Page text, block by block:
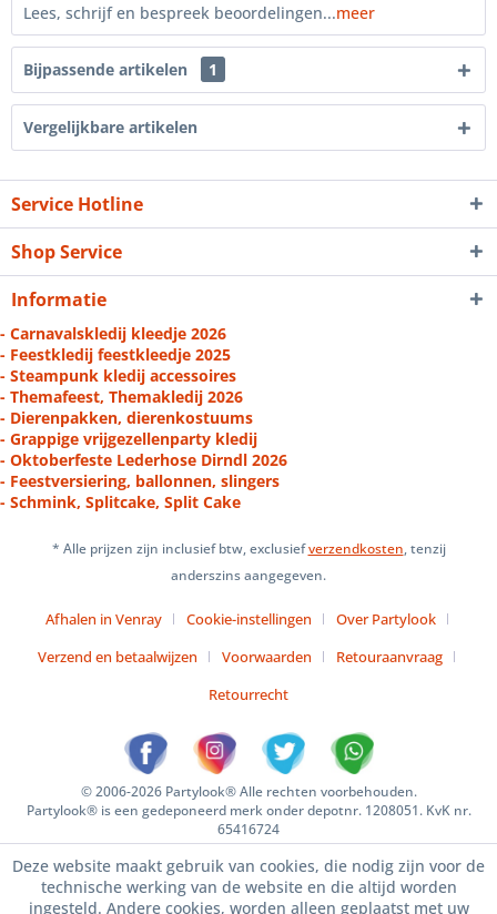
Lees, schrijf en bespreek beoordelingen...meer
Bijpassende artikelen 1
Vergelijkbare artikelen
Service Hotline
Shop Service
Informatie
- Carnavalskledij kleedje 2026
- Feestkledij feestkleedje 2025
- Steampunk kledij accessoires
- Themafeest, Themakledij 2026
- Dierenpakken, dierenkostuums
- Grappige vrijgezellenparty kledij
- Oktoberfeste Lederhose Dirndl 2026
- Feestversiering, ballonnen, slingers
- Schmink, Splitcake, Split Cake
* Alle prijzen zijn inclusief btw, exclusiefverzendkosten, tenzij
anderszins aangegeven.
Afhalen in Venray Cookie-instellingen
Over Partylook
Verzend en betaalwijzen
Voorwaarden
Retouraanvraag
Retourrecht
© 2006-2026 Partylook® Alle rechten voorbehouden.
Partylook® is een gedeponeerd merk onder depotnr. 1208051. KvK nr.
65416724
Deze website maakt gebruik van cookies, die nodig zijn voor de
technische werking van de website en die altijd worden
ingesteld. Andere cookies, worden alleen geplaatst met uw